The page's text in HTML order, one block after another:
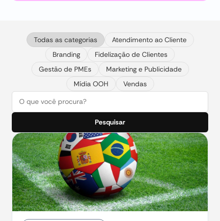
Todas as categorias
Atendimento ao Cliente
Branding
Fidelização de Clientes
Gestão de PMEs
Marketing e Publicidade
Mídia OOH
Vendas
Pesquisar